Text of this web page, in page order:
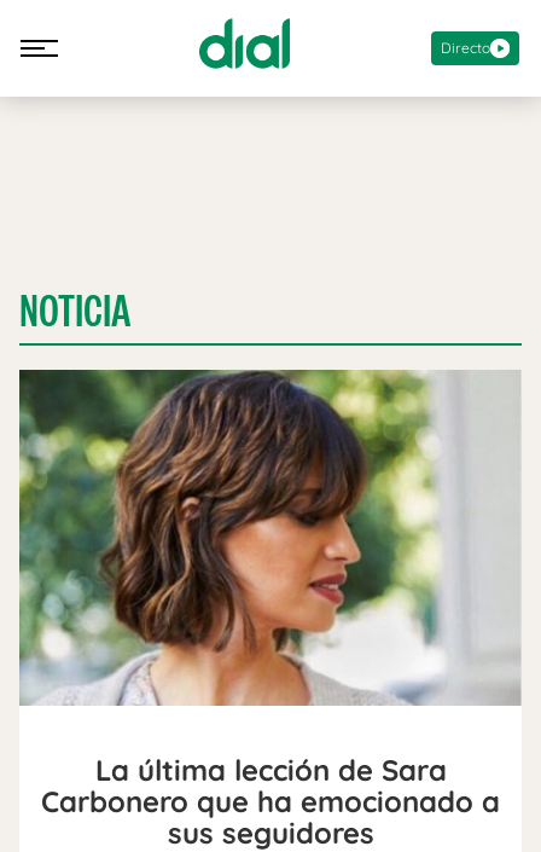
Directo
NOTICIA
La última lección de Sara
Carbonero que ha emocionado a
sus seguidores